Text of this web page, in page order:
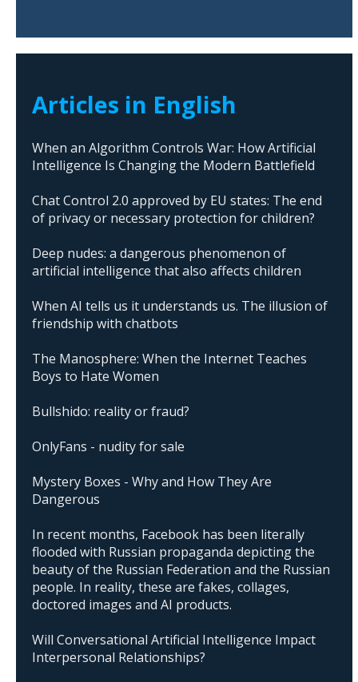
Articles in English
When an Algorithm Controls War: How Artificial
Intelligence Is Changing the Modern Battlefield
Chat Control 2.0 approved by EU states: The end
of privacy or necessary protection for children?
Deep nudes: a dangerous phenomenon of
artificial intelligence that also affects children
When AI tells us it understands us. The illusion of
friendship with chatbots
The Manosphere: When the Internet Teaches
Boys to Hate Women
Bullshido: reality or fraud?
OnlyFans - nudity for sale
Mystery Boxes - Why and How They Are
Dangerous
In recent months, Facebook has been literally
flooded with Russian propaganda depicting the
beauty of the Russian Federation and the Russian
people. In reality, these are fakes, collages,
doctored images and AI products.
Will Conversational Artificial Intelligence Impact
Interpersonal Relationships?